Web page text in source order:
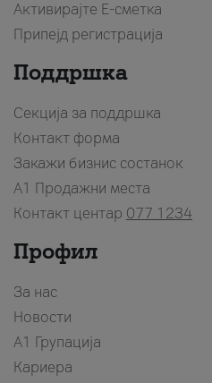
Активирајте Е-сметка
Припејд регистрација
Поддршка
Секција за поддршка
Контакт форма
Закажи бизнис состанок
A1 Продажни места
Контакт центар 077 1234
Профил
За нас
Новости
А1 Групација
Кариера